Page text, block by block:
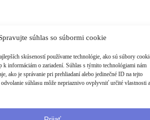
súhlas so súbormi cookie
skúseností používame technológie, ako sú súbory
k informáciám o zariadení. Súhlas s týmito technológiami nám
ako je správanie pri prehliadaní alebo jedinečné ID na tejto
odvolanie súhlasu môže nepriaznivo ovplyvniť určité vlastnosti a